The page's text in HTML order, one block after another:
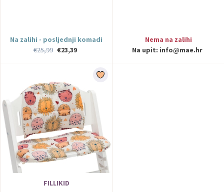
Na zalihi - posljednji komadi
€25,99 €23,39
Nema na zalihi
Na upit: info@mae.hr
FILLIKID